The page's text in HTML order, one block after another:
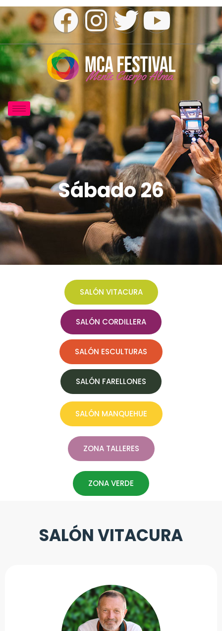
Sábado 26
SALÓN VITACURA
SALÓN CORDILLERA
SALÓN ESCULTURAS
SALÓN FARELLONES
SALÓN MANQUEHUE
ZONA TALLERES
ZONA VERDE
SALÓN VITACURA